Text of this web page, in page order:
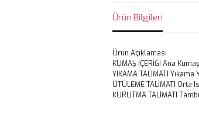
Ürün Bilgileri
Ürün Açıklaması
KUMAŞ İÇERİĞİ Ana
YIKAMA TALİMATI Yıkama
ÜTÜLEME TALİMATI Orta
KURUTMA TALİMATI